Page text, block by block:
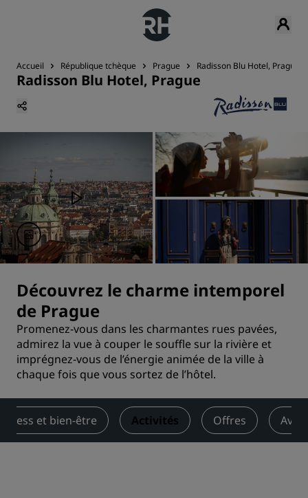
Accueil République tchèque Prague Radisson Blu Hotel, Prague
Radisson Blu Hotel, Prague
Découvrez le charme intemporel
de Prague
Promenez-vous dans les charmantes rues pavées,
admirez la vue à couper le souffle sur la rivière et
imprégnez-vous de l’énergie animée de la ville à
chaque fois que vous sortez de l’hôtel.
et bien-être Activités Offres Avis